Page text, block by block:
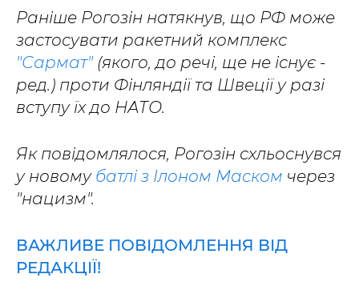
Раніше Рогозін натякнув, що РФ може
застосувати ракетний комплекс
"Сармат"(якого, до речі, ще не існує -
ред.) проти Фінляндії та Швеції у разі
вступу їх до НАТО.
Як повідомлялося, Рогозін схльоснувся
у новомубатлі з Ілоном Маском через
"нацизм".
ВАЖЛИВЕ ПОВІДОМЛЕННЯ ВІД
РЕДАКЦІЇ!